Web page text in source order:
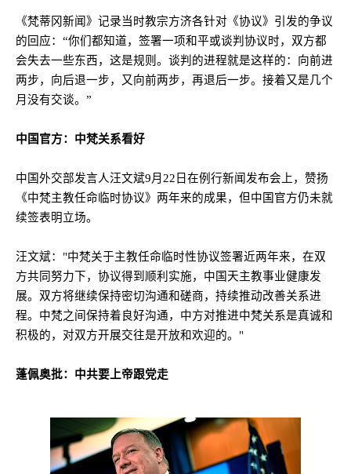
《梵蒂冈新闻》记录当时教宗方济各针对《协议》引发的争议
的回应：“你们都知道，签署一项和平或谈判协议时，双方都
会失去一些东西，这是规则。谈判的进程就是这样的：向前进
两步，向后退一步，又向前两步，再退后一步。接着又是几个
月没有交谈。”
中国官方：中梵关系看好
中国外交部发言人汪文斌9月 22 日在例行新闻发布会上，赞扬
《中梵主教任命临时协议》两年来的成果，但中国官方仍未就
续签表明立场。
汪文斌： "中梵关于主教任命临时性协议签署近两年来，在双
方共同努力下，协议得到顺利实施，中国天主教事业健康发
展。双方将继续保持密切沟通和磋商，持续推动改善关系进
程。中梵之间保持着良好沟通，中方对推进中梵关系是真诚和
积极的，对双方开展交往是开放和欢迎的。 "
蓬佩奥批：中共要上帝跟党走